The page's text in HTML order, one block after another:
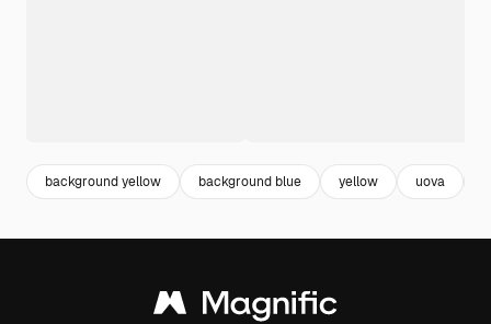
background yellow background blue yellow uova